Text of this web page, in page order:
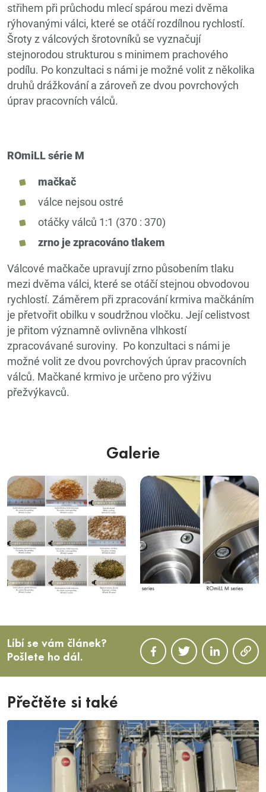
střihem při průchodu mlecí spárou mezi dvěma
rýhovanými válci, které se otáčí rozdílnou rychlostí.
Šroty z válcových šrotovníků se vyznačují
stejnorodou strukturou s minimem prachového
podílu. Po konzultaci s námi je možné volit z několika
druhů drážkování a zároveň ze dvou povrchových
úprav pracovních válců.
ROmiLL série M
mačkač
válce nejsou ostré
otáčky válců 1:1 (370 : 370)
zrno je zpracováno tlakem
Válcové mačkače upravují zrno působením tlaku
mezi dvěma válci, které se otáčí stejnou obvodovou
rychlostí. Záměrem při zpracování krmiva mačkáním
je přetvořit obilku v soudržnou vločku. Její celistvost
je přitom významně ovlivněna vlhkostí
zpracovávané suroviny. Po konzultaci s námi je
možné volit ze dvou povrchových úprav pracovních
válců. Mačkané krmivo je určeno pro výživu
přežvýkavců.
Galerie
Líbí se vám článek?
Pošlete ho dál.
Přečtěte si také